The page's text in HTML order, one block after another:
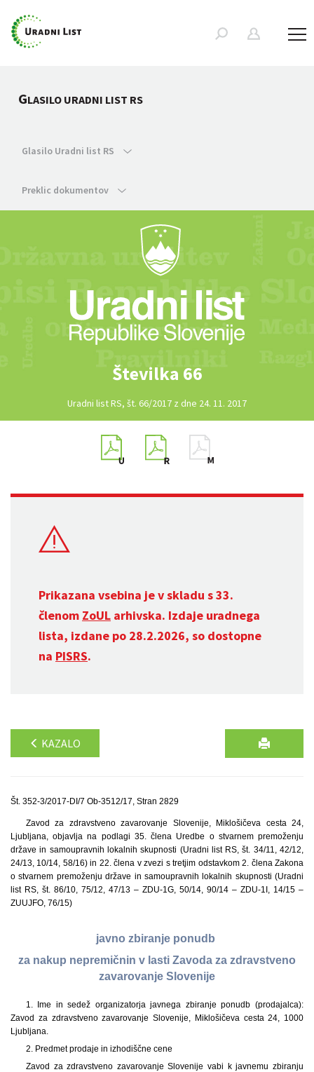
GLASILO URADNI LIST RS
Glasilo Uradni list RS
Preklic dokumentov
Številka 66
Uradni list RS, št. 66/2017 z dne 24. 11. 2017
Prikazana vsebina je v skladu s 33.
členom ZoUL arhivska. Izdaje uradnega
lista, izdane po 28.2.2026, so dostopne
na PISRS.
KAZALO
Št. 352-3/2017-DI/7 Ob-3512/17, Stran 2829
Zavod za zdravstveno zavarovanje Slovenije, Miklošičeva cesta 24,
Ljubljana, objavlja na podlagi 35. člena Uredbe o stvarnem premoženju
države in samoupravnih lokalnih skupnosti (Uradni list RS, št. 34/11, 42/12,
24/13, 10/14, 58/16) in 22. člena v zvezi s tretjim odstavkom 2. člena Zakona
o stvarnem premoženju države in samoupravnih lokalnih skupnosti (Uradni
list RS, št. 86/10, 75/12, 47/13 – ZDU-1G, 50/14, 90/14 – ZDU-1I, 14/15 –
ZUUJFO, 76/15)
javno zbiranje ponudb
za nakup nepremičnin v lasti Zavoda za zdravstveno
zavarovanje Slovenije
1. Ime in sedež organizatorja javnega zbiranje ponudb (prodajalca):
Zavod za zdravstveno zavarovanje Slovenije, Miklošičeva cesta 24, 1000
Ljubljana.
2. Predmet prodaje in izhodiščne cene
Zavod za zdravstveno zavarovanje Slovenije vabi k javnemu zbiranju